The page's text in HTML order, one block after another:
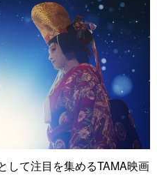
して注目を集めるTAMA映画